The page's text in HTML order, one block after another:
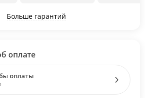
Больше гарантий
оплате
оплаты